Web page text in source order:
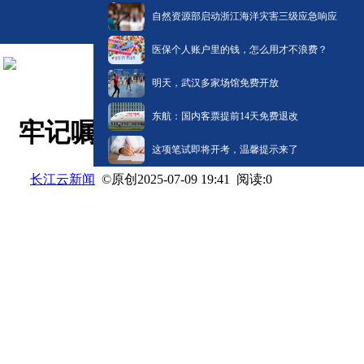
自然资源部启动浙江海洋灾害三级应急响应
医保个人账户里的钱，怎么用才不浪费？
明天，武汉多家场馆免费开放
东航：国内客票提前14天免费退改
这项笔试即将开考，温馨提示来了
牢记嘱托 建成支点·一线调研
长江云新闻 ©原创 2025-07-09 19:41 阅读:0